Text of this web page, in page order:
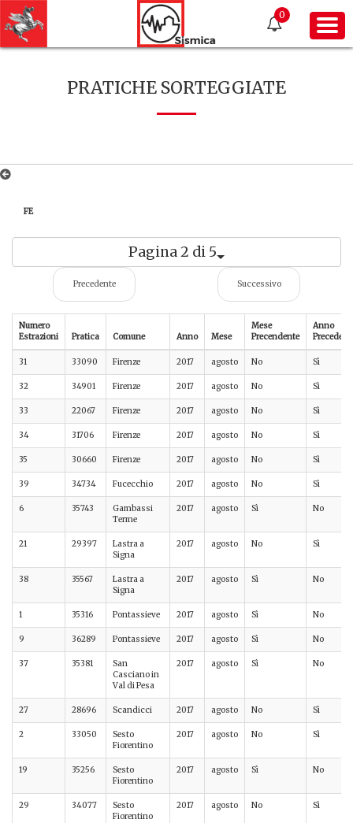
0
PRATICHE SORTEGGIATE
FE
Pagina 2 di 5
Precedente Successivo
Numero
Estrazioni
Pratica Comune Anno Mese
Mese
Precendente
Anno
31 33090 Firenze 2017 agosto No Sì
32 34901 Firenze 2017 agosto No Sì
33 22067 Firenze 2017 agosto No Sì
34 31706 Firenze 2017 agosto No Sì
35 30660 Firenze 2017 agosto No Sì
39 34734 Fucecchio 2017 agosto No Sì
6 35743
Gambassi
Terme
2017 agosto Sì No
21 29397
Lastra a
Signa
2017 agosto No Sì
38 35567
Lastra a
Signa
2017 agosto Sì No
1 35316 Pontassieve 2017 agosto Sì No
9 36289 Pontassieve 2017 agosto Sì No
37 35381
San
Casciano in
Val di Pesa
2017 agosto Sì No
27 28696 Scandicci 2017 agosto No Sì
2 33050
Sesto
Fiorentino
2017 agosto No Sì
19 35256
Sesto
Fiorentino
2017 agosto Sì No
29 34077
Sesto
Fiorentino
2017 agosto No Sì